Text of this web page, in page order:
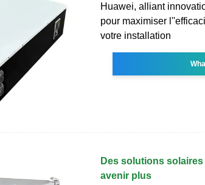
Huawei, alliant
pour maximiser
votre installation
Des solutions
avenir plus